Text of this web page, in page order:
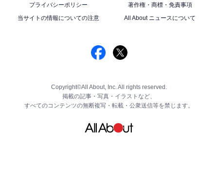
プライバシーポリシー
著作権・商標・免責事項
当サイトの情報についての注意
All About ニュースについて
Copyright©All About, Inc. All rights reserved.
掲載の記事・写真・イラストなど、
すべてのコンテンツの無断複写・転載・公衆送信等を禁じます。